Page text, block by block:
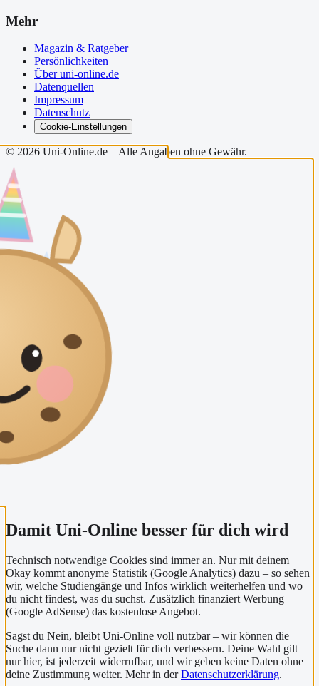
Mehr
Magazin & Ratgeber
Persönlichkeiten
Über uni-online.de
Datenquellen
Impressum
Datenschutz
Cookie-Einstellungen
© 2026 Uni-Online.de – Alle Angaben ohne Gewähr.
Damit Uni-Online besser für dich wird
Technisch notwendige Cookies sind immer an. Nur mit deinem
Okay kommt anonyme Statistik (Google Analytics) dazu – so sehen
wir, welche Studiengänge und Infos wirklich weiterhelfen und wo
du nicht findest, was du suchst. Zusätzlich finanziert Werbung
(Google AdSense) das kostenlose Angebot.
Sagst du Nein, bleibt Uni-Online voll nutzbar – wir können die
Suche dann nur nicht gezielt für dich verbessern. Deine Wahl gilt
nur hier, ist jederzeit widerrufbar, und wir geben keine Daten ohne
deine Zustimmung weiter. Mehr in der Datenschutzerklärung.